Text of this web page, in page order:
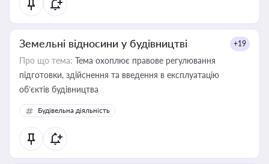
Земельні відносини у будівництві +19
Про що тема: Тема охоплює правове регулювання
підготовки, здійснення та введення в експлуатацію
об’єктів будівництва
Будівельна діяльність